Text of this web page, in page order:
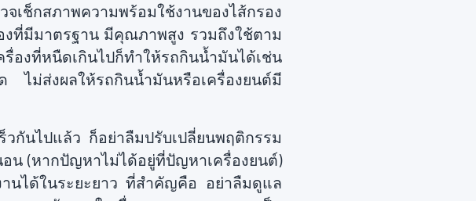
จเช็กสภาพความพร้อมใช้งานของไส้กรอง
งที่มีมาตรฐาน มีคุณภาพสูง รวมถึงใช้ตาม
องที่หนืดเกินไปก็ทำให้รถกินน้ำมันได้เช่น
ไม่ส่งผลให้รถกินน้ำมันหรือเครื่องยนต์มี
กันไปแล้ว ก็อย่าลืมปรับเปลี่ยนพฤติกรรม
น (หากปัญหาไม่ได้อยู่ที่ปัญหาเครื่องยนต์)
านได้ในระยะยาว ที่สำคัญคือ อย่าลืมดูแล